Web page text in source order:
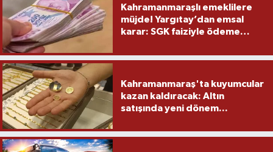
Kahramanmaraşlı emeklilere
müjde! Yargıtay’dan emsal
karar: SGK faiziyle ödeme
Kahramanmaraş'ta kuyumcular
kazan kaldıracak: Altın
satışında yeni dönem...